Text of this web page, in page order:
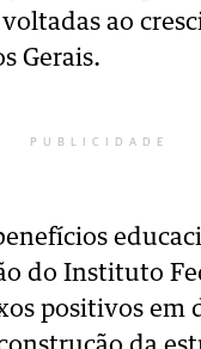
ao
Gerais.
PUBLICIDADE
do Instituto
positivos em